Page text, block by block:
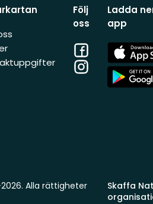
Följ
oss
Facebook
Instagram
Ladda
app
App
Store
App
Store
Skaffa
Alla rättigheter